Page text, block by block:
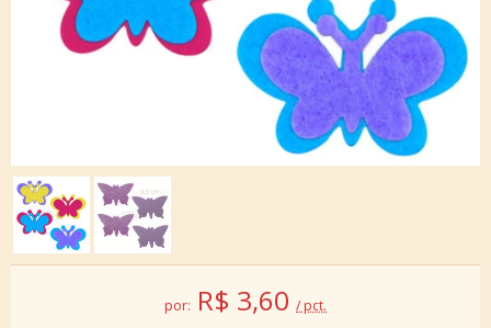
por: R$ 3,60 / pct.